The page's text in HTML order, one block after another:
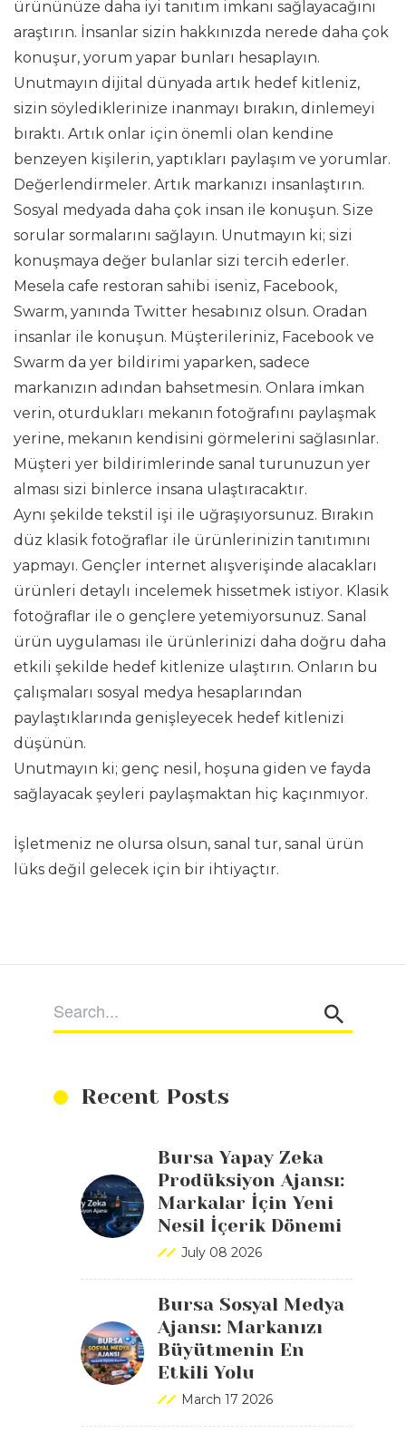
Recent Posts
Bursa Yapay Zeka
Prodüksiyon Ajansı:
Markalar İçin Yeni
Nesil İçerik Dönemi
July 08 2026
Bursa Sosyal Medya
Ajansı: Markanızı
Büyütmenin En
Etkili Yolu
March 17 2026
ürününüze daha iyi tanıtım imkanı sağlayacağını
araştırın. İnsanlar sizin hakkınızda nerede daha çok
konuşur, yorum yapar bunları hesaplayın.
Unutmayın dijital dünyada artık hedef kitleniz,
sizin söylediklerinize inanmayı bırakın, dinlemeyi
bıraktı. Artık onlar için önemli olan kendine
benzeyen kişilerin, yaptıkları paylaşım ve yorumlar.
Değerlendirmeler. Artık markanızı insanlaştırın.
Sosyal medyada daha çok insan ile konuşun. Size
sorular sormalarını sağlayın. Unutmayın ki; sizi
konuşmaya değer bulanlar sizi tercih ederler.
Mesela cafe restoran sahibi iseniz, Facebook,
Swarm, yanında Twitter hesabınız olsun. Oradan
insanlar ile konuşun. Müşterileriniz, Facebook ve
Swarm da yer bildirimi yaparken, sadece
markanızın adından bahsetmesin. Onlara imkan
verin, oturdukları mekanın fotoğrafını paylaşmak
yerine, mekanın kendisini görmelerini sağlasınlar.
Müşteri yer bildirimlerinde sanal turunuzun yer
alması sizi binlerce insana ulaştıracaktır.
Aynı şekilde tekstil işi ile uğraşıyorsunuz. Bırakın
düz klasik fotoğraflar ile ürünlerinizin tanıtımını
yapmayı. Gençler internet alışverişinde alacakları
ürünleri detaylı incelemek hissetmek istiyor. Klasik
fotoğraflar ile o gençlere yetemiyorsunuz. Sanal
ürün uygulaması ile ürünlerinizi daha doğru daha
etkili şekilde hedef kitlenize ulaştırın. Onların bu
çalışmaları sosyal medya hesaplarından
paylaştıklarında genişleyecek hedef kitlenizi
düşünün.
Unutmayın ki; genç nesil, hoşuna giden ve fayda
sağlayacak şeyleri paylaşmaktan hiç kaçınmıyor.
İşletmeniz ne olursa olsun, sanal tur, sanal ürün
lüks değil gelecek için bir ihtiyaçtır.